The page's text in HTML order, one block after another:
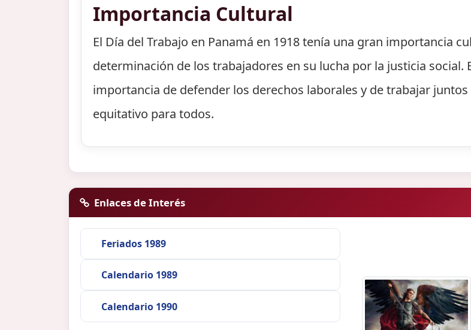
Importancia Cultural
El Día del Trabajo en Panamá en 1918 tenía una gran importancia
determinación de los trabajadores en su lucha por la justicia
importancia de defender los derechos laborales y de trabajar
equitativo para todos.
Enlaces de Interés
Feriados 1989
Calendario 1989
Calendario 1990